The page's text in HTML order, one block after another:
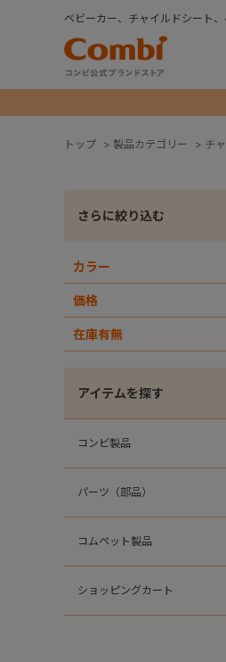
ベビーカー、チャイルドシート
トップ > 製品カテゴリー > チ
さらに絞り込む
カラー
価格
在庫有無
アイテムを探す
コンビ製品
パーツ（部品）
コムペット製品
ショッピングカート